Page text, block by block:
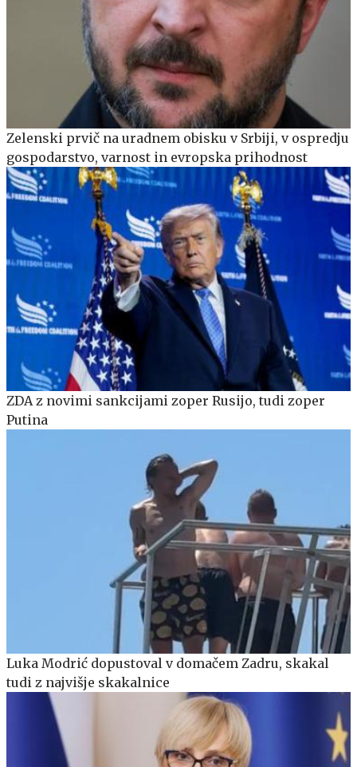
Zelenski prvič na uradnem obisku v Srbiji, v ospredju
gospodarstvo, varnost in evropska prihodnost
ZDA z novimi sankcijami zoper Rusijo, tudi zoper
Putina
Luka Modrić dopustoval v domačem Zadru, skakal
tudi z najvišje skakalnice